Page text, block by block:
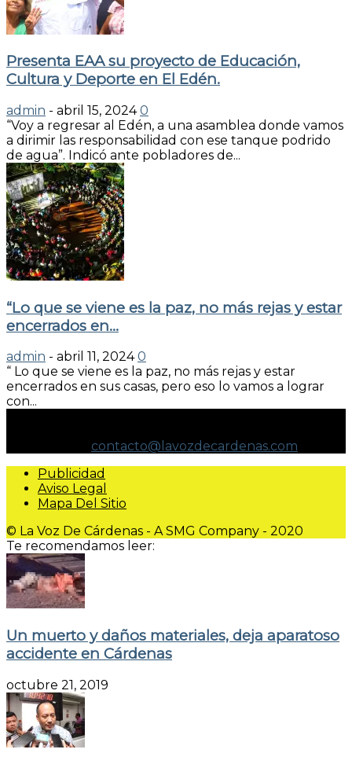
Presenta EAA su proyecto de Educación,
Cultura y Deporte en El Edén.
admin - abril 15, 2024 0
“Voy a regresar al Edén, a una asamblea donde vamos
a dirimir las responsabilidad con ese tanque podrido
de agua”. Indicó ante pobladores de...
“Lo que se viene es la paz, no más rejas y estar
encerrados en...
admin - abril 11, 2024 0
“ Lo que se viene es la paz, no más rejas y estar
encerrados en sus casas, pero eso lo vamos a lograr
con...
contacto@lavozdecardenas.com
Publicidad
Aviso Legal
Mapa Del Sitio
© La Voz De Cárdenas - A SMG Company - 2020
Te recomendamos leer:
Un muerto y daños materiales, deja aparatoso
accidente en Cárdenas
octubre 21, 2019